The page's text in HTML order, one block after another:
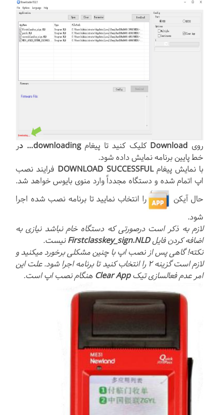
روی Download کلیک کنید تا پیغامdownloading… د
ر
خط پایین برنامه نمایش داده شود.
با نمایش پیغامDOWNLOAD SUCCESSFUL
فرایند نصب
اپ اتمام شده و دستگاه مجدداً وارد منوی بایوس خواهد شد.
حال آیکن
را انتخاب نمایید تا برنامه نصب شده اجرا
شود.
لازم به ذکر است درصورتی که دستگاه خام نباشد نیازی به
اضافه کردن فایلFirstclasskey_sign.NLDنیست.
نکته! گاهی پس از نصب اپ با چنین مشکلی برخورد میکنید و
لازم است گزینه ۲ را انتخاب کنید تا برنامه اجرا شود. علت این
امر عدم فعالسازی تیکClear App هنگام نصب اپ است.